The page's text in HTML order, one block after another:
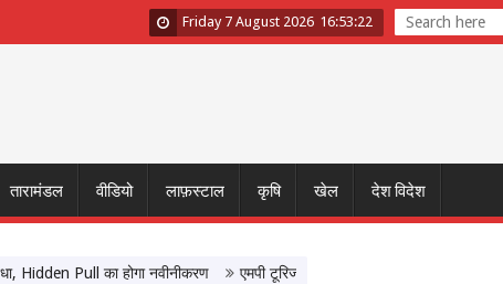
Friday 7 August 2026 16:53:22
तारामंडल वीडियो लाफ़स्टाल कृषि खेल देश विदेश
Pull का होगा नवीनीकरण एमपी टूरिज्म बोर्ड और टाटा स्ट्राइव साथ आए, पर्यटन